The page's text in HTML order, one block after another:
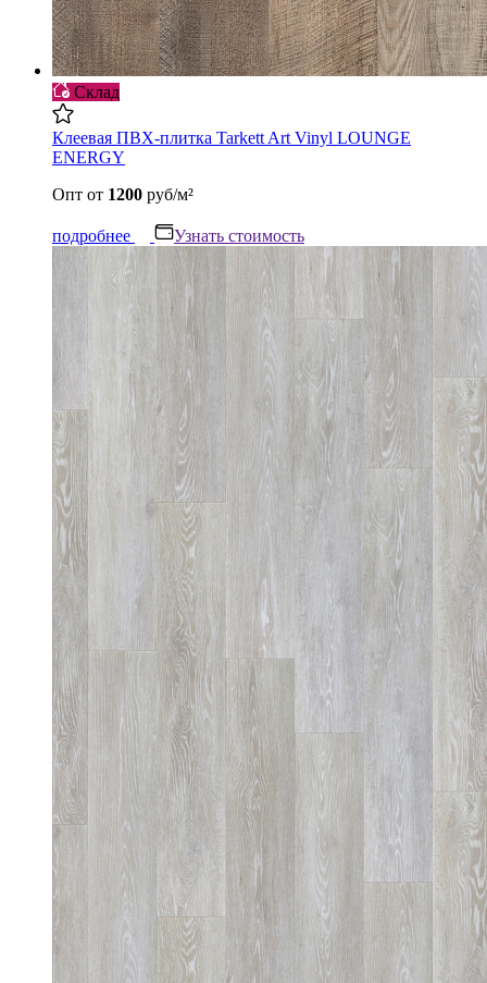
Склад
Клеевая ПВХ-плитка Tarkett Art Vinyl LOUNGE
ENERGY
Опт от 1200 руб/м²
подробнее Узнать стоимость